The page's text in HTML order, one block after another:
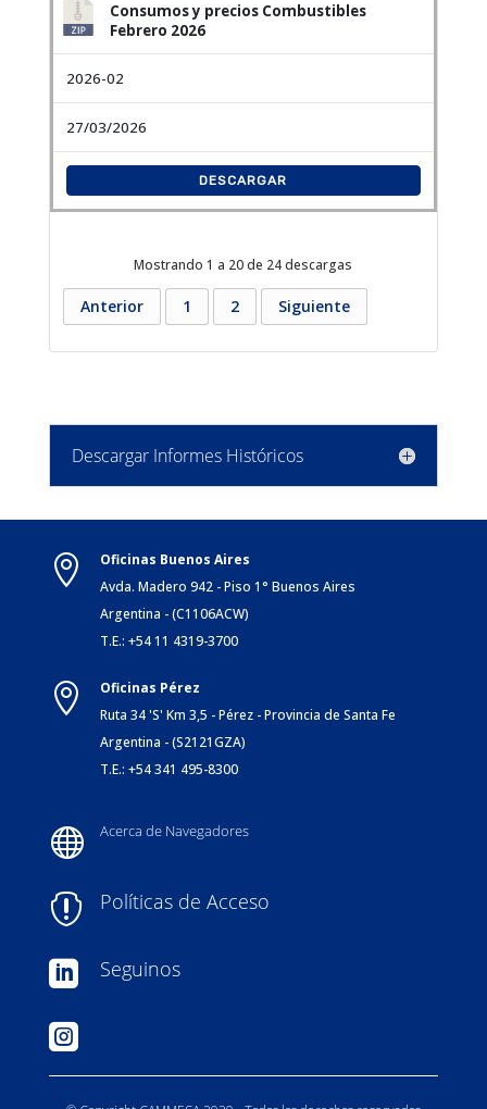
Consumos y precios Combustibles
Febrero 2026
2026-02
27/03/2026
DESCARGAR
Mostrando 1 a 20 de 24 descargas
Anterior 1 2 Siguiente
Descargar Informes Históricos

Oficinas Buenos Aires
Avda. Madero 942 - Piso 1° Buenos Aires
Argentina - (C1106ACW)
T.E.: +54 11 4319-3700

Oficinas Pérez
Ruta 34 'S' Km 3,5 - Pérez - Provincia de Santa Fe
Argentina - (S2121GZA)
T.E.: +54 341 495-8300
 Acerca de Navegadores
 Políticas de Acceso
 Seguinos
